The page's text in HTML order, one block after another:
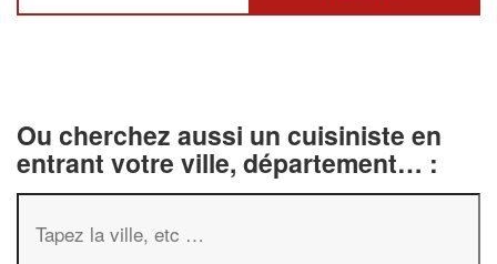
Ou cherchez aussi un cuisiniste en
entrant votre ville, département… :